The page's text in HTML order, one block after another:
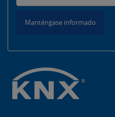
Manténgase informado